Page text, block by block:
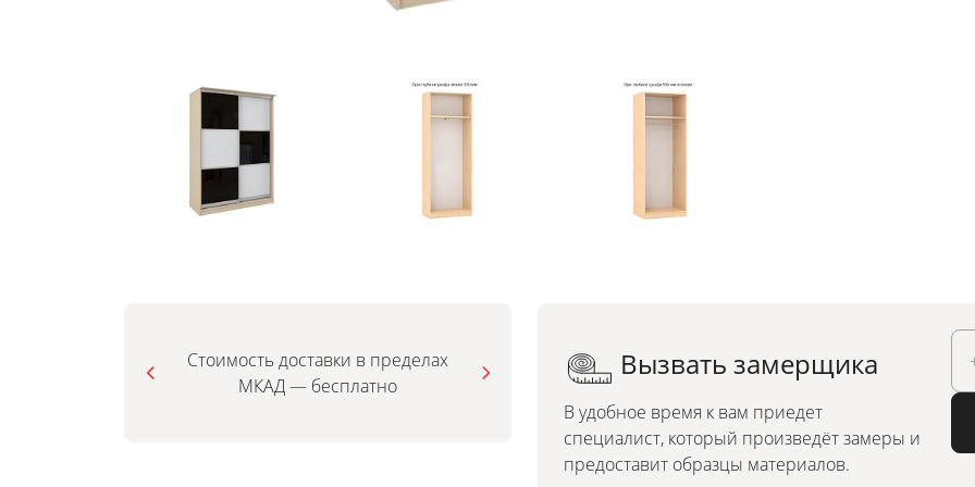
Стоимость доставки в пределах
МКАД — бесплатно
Можно заказать по
индивидуальным размерам
Вызвать замерщика
В удобное время к вам приедет
специалист, который произведёт замеры и
предоставит образцы материалов.